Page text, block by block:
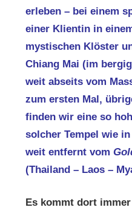
erleben – bei einem
einer Klientin in
mystischen Klöster
Chiang Mai (im
weit abseits vom
zum ersten Mal,
finden wir eine so
solcher Tempel wie
weit entfernt vom
(Thailand – Laos –
Es kommt dort